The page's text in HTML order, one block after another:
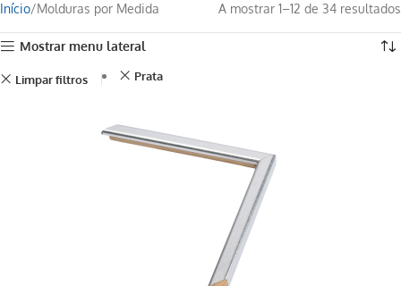
Início Molduras por Medida A mostrar 1–12 de 34 resultados
Mostrar menu lateral
Limpar filtros Prata